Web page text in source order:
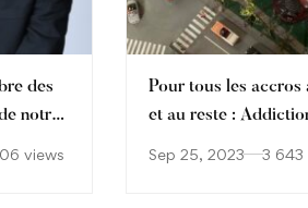
des
notre
views
Pour tous les accros
et au reste :
Sep 25, 2023 3 643